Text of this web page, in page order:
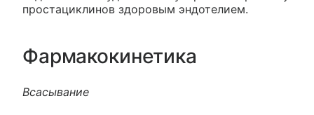
простациклинов здоровым эндотелием.
Фармакокинетика
Всасывание